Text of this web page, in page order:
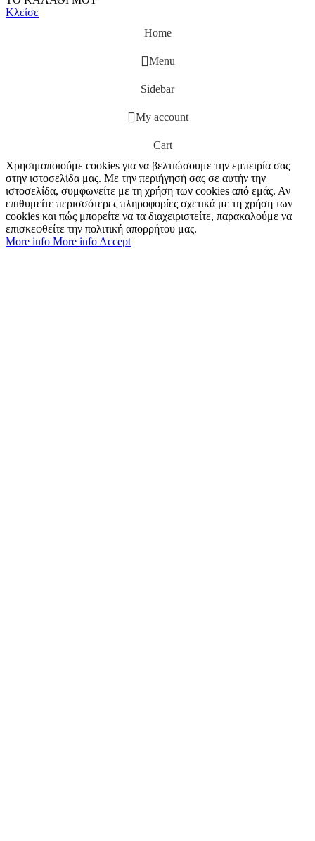
Κλείσε
Home
Menu
Sidebar
My account
Cart
Χρησιμοποιούμε cookies για να βελτιώσουμε την εμπειρία σας
στην ιστοσελίδα μας. Με την περιήγησή σας σε αυτήν την
ιστοσελίδα, συμφωνείτε με τη χρήση των cookies από εμάς. Αν
επιθυμείτε περισσότερες πληροφορίες σχετικά με τη χρήση των
cookies και πώς μπορείτε να τα διαχειριστείτε, παρακαλούμε να
επισκεφθείτε την πολιτική απορρήτου μας.
More info More info Accept